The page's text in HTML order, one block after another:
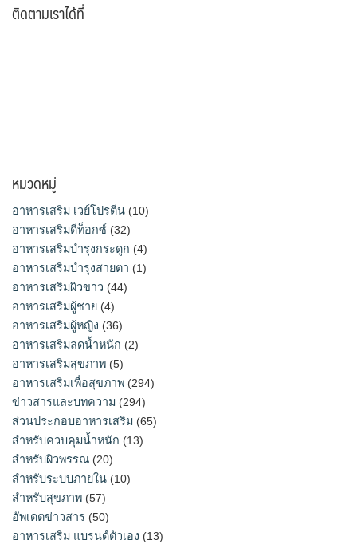
ติดตามเราได้ที่
หมวดหมู่
อาหารเสริม เวย์โปรตีน (10)
อาหารเสริมดีท็อกซ์ (32)
อาหารเสริมบำรุงกระดูก (4)
อาหารเสริมบำรุงสายตา (1)
อาหารเสริมผิวขาว (44)
อาหารเสริมผู้ชาย (4)
อาหารเสริมผู้หญิง (36)
อาหารเสริมลดน้ำหนัก (2)
อาหารเสริมสุขภาพ (5)
อาหารเสริมเพื่อสุขภาพ (294)
ข่าวสารและบทความ (294)
ส่วนประกอบอาหารเสริม (65)
สำหรับควบคุมน้ำหนัก (13)
สำหรับผิวพรรณ (20)
สำหรับระบบภายใน (10)
สำหรับสุขภาพ (57)
อัพเดตข่าวสาร (50)
อาหารเสริม แบรนด์ตัวเอง (13)